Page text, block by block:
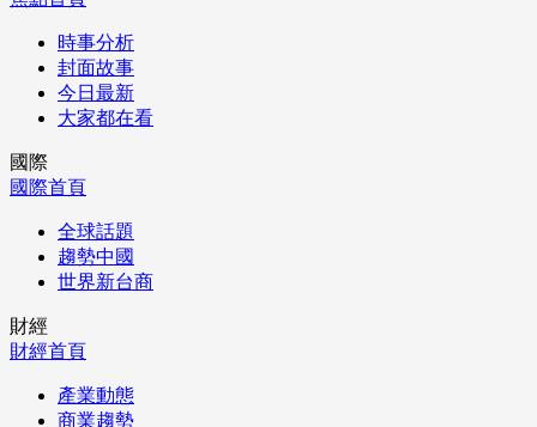
時事分析
封面故事
今日最新
大家都在看
國際
國際首頁
全球話題
趨勢中國
世界新台商
財經
財經首頁
產業動態
商業趨勢